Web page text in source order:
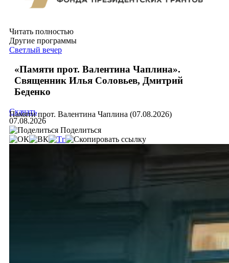
Читать полностью
Другие программы
Светлый вечер
«Памяти прот. Валентина Чаплина».
Священник Илья Соловьев, Дмитрий
Беденко
Памяти прот. Валентина Чаплина (07.08.2026)
Скачать
07.08.2026
Поделиться